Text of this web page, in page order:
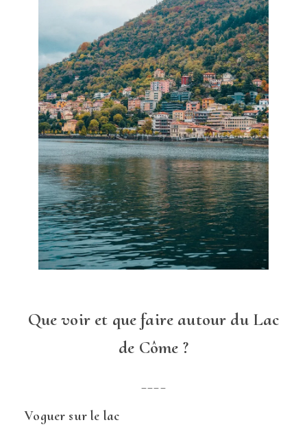
Que voir et que faire autour du Lac
de Côme ?
Voguer sur le lac